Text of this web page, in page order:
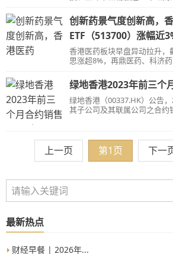
医药ETF（513700）涨幅达
创新药景气度创新高，
ETF（513700）涨幅近
香港医药板块早盘异动拉升
思涨超8%，再鼎医药、科济
香港医药ETF（513700）涨幅
绿地香港2023年前三个
绿地香港（00337.HK）公告，
其子公司及其联属公司之合约
上一页 第1页 下一
最新热点
财经早餐 | 2026年...